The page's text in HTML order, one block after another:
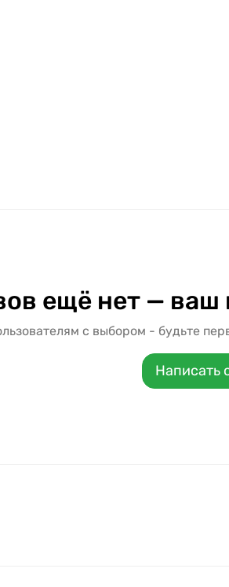
ещё нет — ваш
с выбором - будьте
Написать